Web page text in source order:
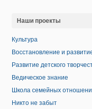
Наши проекты
Культура
Восстановление и
Развитие детского
Ведическое знание
Школа семейных
Никто не забыт